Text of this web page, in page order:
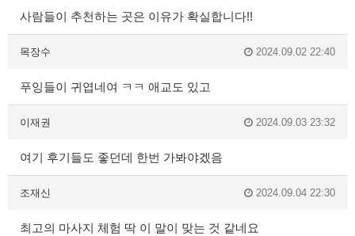
사람들이 추천하는 곳은 이유가 확실합니다!!
목장수 2024.09.02 22:40
푸잉들이 귀엽네여 ㅋㅋ 애교도 있고
이재권 2024.09.03 23:32
여기 후기들도 좋던데 한번 가봐야겠음
조재신 2024.09.04 22:30
최고의 마사지 체험 딱 이 말이 맞는 것 같네요